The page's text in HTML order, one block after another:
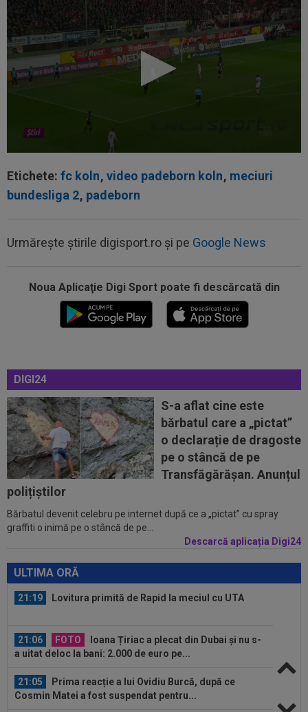
Etichete: fc koln, video padeborn koln, meciuri
bundesliga 2, padeborn
Urmărește știrile digisport.ro și pe Google News
Noua Aplicaţie Digi Sport poate fi descărcată din
DIGI24
S-a aflat cine este
bărbatul care a „pictat”
o declarație de dragoste
pe o stâncă de pe
Transfăgărășan. Anunțul
polițiștilor
Bărbatul devenit celebru pe internet după ce a „pictat” cu spray
graffiti o inimă pe o stâncă de pe...
Descarcă aplicația Digi24
ULTIMA ORĂ
FOTO
Ioana Țiriac a plecat din Dubai și nu s-
a uitat deloc la bani: 2.000 de euro pe...
21:01 LIVE VIDEO&TEXT
UTA - Rapid 0-0, ACUM,
pe Digi Sport 1. Padula a trimis mingea în bară!
20:51
Ce surpriză: Leandro Paredes, dorit de un
gigant din Europa după bătaia de la...
20:34
S-a decis! Pleacă de la Barcelona, după doar
un singur sezon
21:44 OFICIAL
A fost prezentat în funcția de
antrenor al Italiei U16
Craiova a dat verdictul! Analiza transferurilor...
21:19 Lovitura primită de Rapid la meciul cu UTA
21:06 FOTO
Ioana Țiriac a plecat din Dubai și nu s-
a uitat deloc la bani: 2.000 de euro pe...
21:05
Prima reacție a lui Ovidiu Burcă, după ce
Cosmin Matei a fost suspendat pentru...